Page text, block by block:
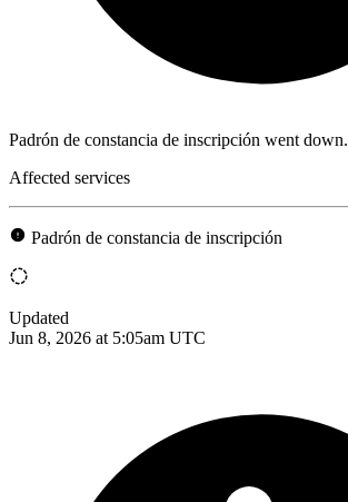
Padrón de constancia de inscripción went down.
Affected services
Padrón de constancia de inscripción
Updated
Jun 8, 2026 at 5:05am UTC